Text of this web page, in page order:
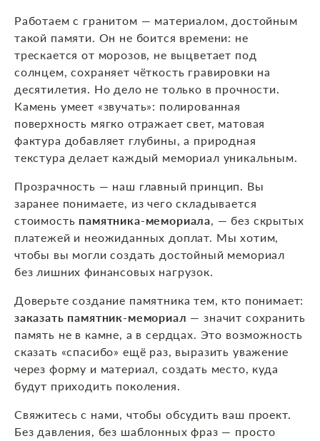
Работаем с гранитом — материалом, достойным
такой памяти. Он не боится времени: не
трескается от морозов, не выцветает под
солнцем, сохраняет чёткость гравировки на
десятилетия. Но дело не только в прочности.
Камень умеет «звучать»: полированная
поверхность мягко отражает свет, матовая
фактура добавляет глубины, а природная
текстура делает каждый мемориал уникальным.
Прозрачность — наш главный принцип. Вы
заранее понимаете, из чего складывается
стоимость памятника‑мемориала, — без скрытых
платежей и неожиданных доплат. Мы хотим,
чтобы вы могли создать достойный мемориал
без лишних финансовых нагрузок.
Доверьте создание памятника тем, кто понимает:
заказать памятник‑мемориал — значит сохранить
память не в камне, а в сердцах. Это возможность
сказать «спасибо» ещё раз, выразить уважение
через форму и материал, создать место, куда
будут приходить поколения.
Свяжитесь с нами, чтобы обсудить ваш проект.
Без давления, без шаблонных фраз — просто